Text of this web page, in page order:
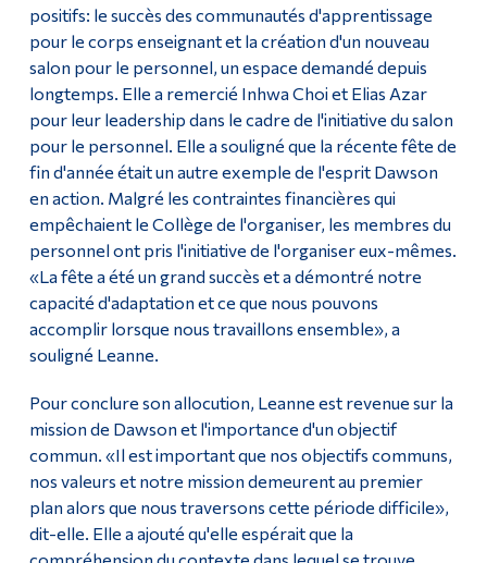
positifs: le succès des communautés d'apprentissage
pour le corps enseignant et la création d'un nouveau
salon pour le personnel, un espace demandé depuis
longtemps. Elle a remercié Inhwa Choi et Elias Azar
pour leur leadership dans le cadre de l'initiative du salon
pour le personnel. Elle a souligné que la récente fête de
fin d'année était un autre exemple de l'esprit Dawson
en action. Malgré les contraintes financières qui
empêchaient le Collège de l'organiser, les membres du
personnel ont pris l'initiative de l'organiser eux-mêmes.
«La fête a été un grand succès et a démontré notre
capacité d'adaptation et ce que nous pouvons
accomplir lorsque nous travaillons ensemble», a
souligné Leanne.
Pour conclure son allocution, Leanne est revenue sur la
mission de Dawson et l'importance d'un objectif
commun. «Il est important que nos objectifs communs,
nos valeurs et notre mission demeurent au premier
plan alors que nous traversons cette période difficile»,
dit-elle. Elle a ajouté qu'elle espérait que la